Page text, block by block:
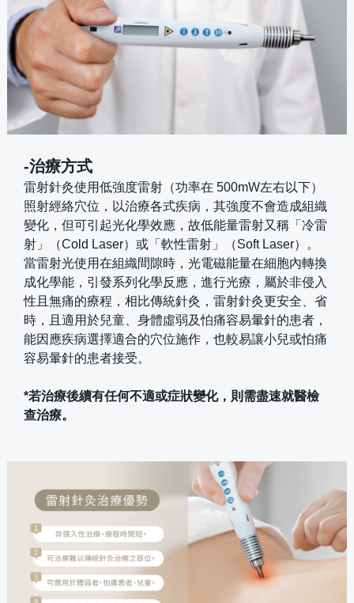
-治療方式
雷射針灸使用低強度雷射（功率在 500mW左右以下）
照射經絡穴位，以治療各式疾病，其強度不會造成組織
變化，但可引起光化學效應，故低能量雷射又稱「冷雷
射」（Cold Laser）或「軟性雷射」（Soft Laser）。
當雷射光使用在組織間隙時，光電磁能量在細胞內轉換
成化學能，引發系列化學反應，進行光療，屬於非侵入
性且無痛的療程，相比傳統針灸，雷射針灸更安全、省
時，且適用於兒童、身體虛弱及怕痛容易暈針的患者，
能因應疾病選擇適合的穴位施作，也較易讓小兒或怕痛
容易暈針的患者接受。
*若治療後續有任何不適或症狀變化，則需盡速就醫檢
查治療。